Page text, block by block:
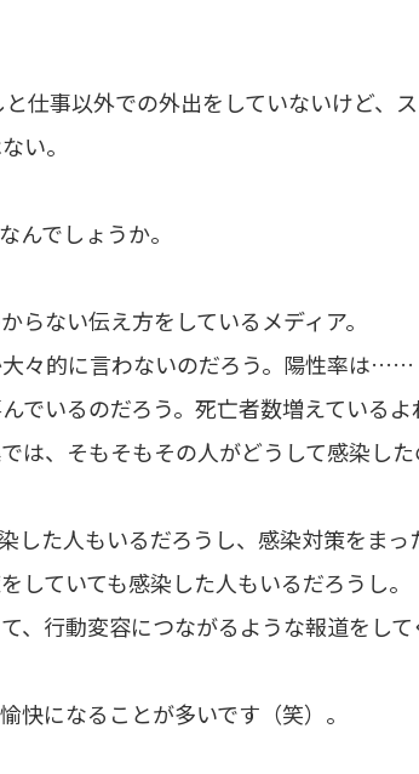
仕事以外での外出をしていないけど、
い。
んでしょうか。
らない伝え方をしているメディア。
々的に言わないのだろう。陽性率は……
でいるのだろう。死亡者数増えている
は、そもそもその人がどうして感染し
した人もいるだろうし、感染対策をま
していても感染した人もいるだろうし。
、行動変容につながるような報道をし
快になることが多いです（笑）。